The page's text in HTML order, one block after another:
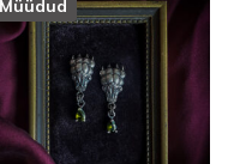
Müüdud